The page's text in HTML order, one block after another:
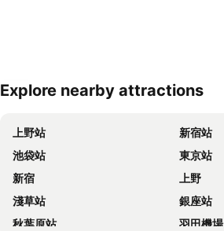
展開地圖
Explore nearby attractions
上野站
新宿站
池袋站
東京站
新宿
上野
淺草站
銀座站
秋葉原站
羽田機場